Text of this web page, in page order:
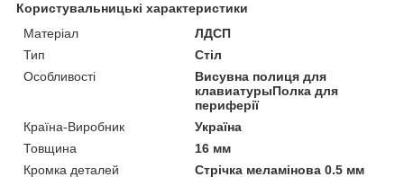
Користувальницькі характеристики
Матеріал
ЛДСП
Тип
Стіл
Особливості
Висувна полиця для
клавиатурыПолка для
периферії
Країна-Виробник
Україна
Товщина
16 мм
Кромка деталей
Стрічка меламінова 0.5 мм